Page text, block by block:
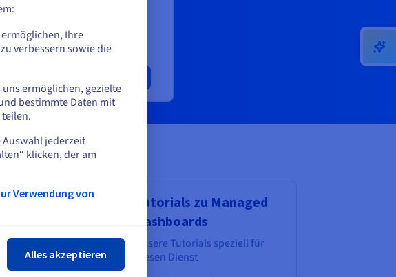
Bis zu 4 Gbit/s
SLA von 99,95 %
Managed
für diesen
Guides
Tutorials zu Managed
Dashboards
Unsere Tutorials speziell für
diesen Dienst
Ihre
verbessern sowie die
ermöglichen, gezielte
bestimmte Daten mit
jederzeit
klicken, der am
Verwendung von
Alles akzeptieren